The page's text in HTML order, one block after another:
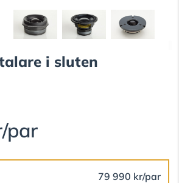
i sluten
par
79 990 kr/par